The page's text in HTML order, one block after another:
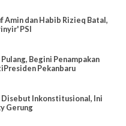
Amin dan Habib Rizieq Batal,
PSI
Begini Penampakan
Pekanbaru
Inkonstitusional, Ini
Gerung